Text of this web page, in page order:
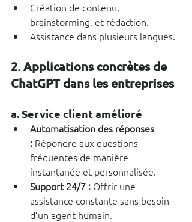
Création de contenu,
brainstorming, et rédaction.
Assistance dans plusieurs langues.
2. Applications concrètes de
ChatGPT dans les entreprises
a. Service client amélioré
Automatisation des réponses
: Répondre aux questions
fréquentes de manière
instantanée et personnalisée.
Support 24/7 : Offrir une
assistance constante sans besoin
d’un agent humain.